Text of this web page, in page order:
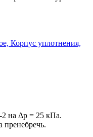
2 на Δр = 25 кПа.
пренебречь.